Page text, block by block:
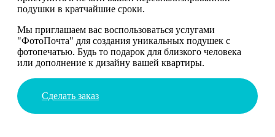
подушки в кратчайшие сроки.
Мы приглашаем вас воспользоваться услугами
"ФотоПочта" для создания уникальных подушек с
фотопечатью. Будь то подарок для близкого человека
или дополнение к дизайну вашей квартиры.
Сделать заказ